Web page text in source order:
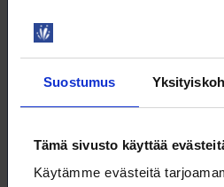
Suostumus
Tämä sivusto käyttää
Käytämme evästeitä
Power BI 1 – perusteet
WEBINAARI